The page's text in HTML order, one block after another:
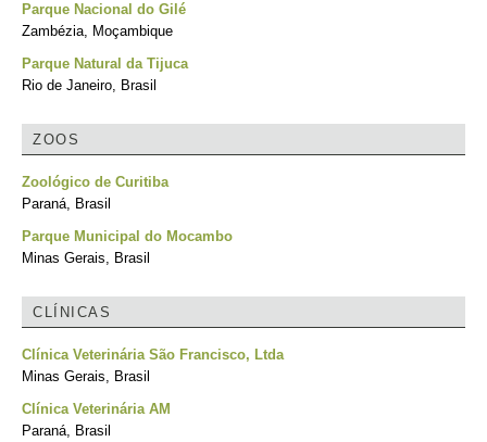
Parque Nacional do Gilé
Zambézia, Moçambique
Parque Natural da Tijuca
Rio de Janeiro, Brasil
ZOOS
Zoológico de Curitiba
Paraná, Brasil
Parque Municipal do Mocambo
Minas Gerais, Brasil
CLÍNICAS
Clínica Veterinária São Francisco, Ltda
Minas Gerais, Brasil
Clínica Veterinária AM
Paraná, Brasil